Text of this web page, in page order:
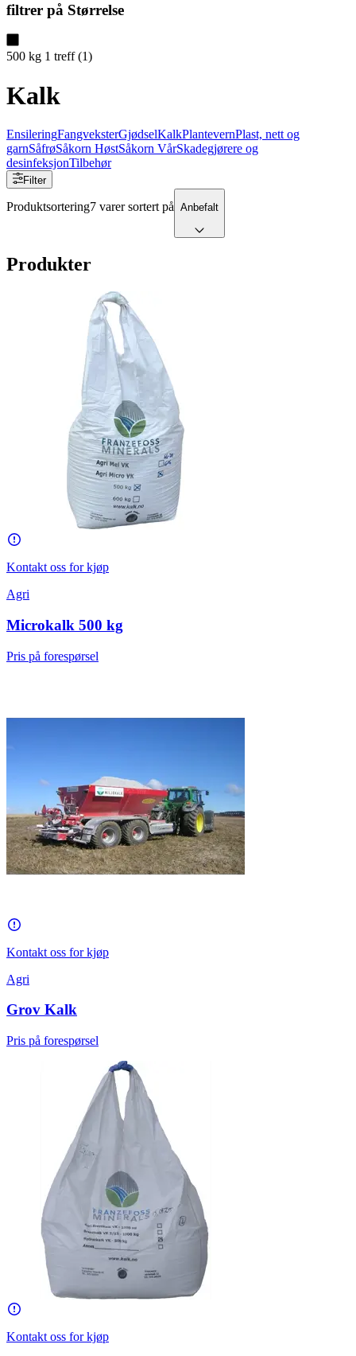
filtrer på Størrelse
500 kg 1 treff (1)
Kalk
EnsileringFangveksterGjødselKalkPlantevernPlast, nett og
garnSåfrøSåkorn HøstSåkorn VårSkadegjørere og
desinfeksjonTilbehør
Filter
Produktsortering7 varer sortert på Anbefalt
Produkter
Kontakt oss for kjøp
Agri
Microkalk 500 kg
Pris på forespørsel
Kontakt oss for kjøp
Agri
Grov Kalk
Pris på forespørsel
Kontakt oss for kjøp